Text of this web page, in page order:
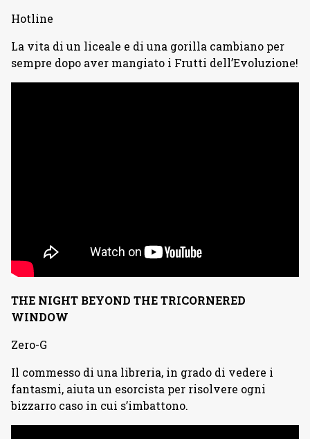
Hotline
La vita di un liceale e di una gorilla cambiano per
sempre dopo aver mangiato i Frutti dell’Evoluzione!
THE NIGHT BEYOND THE TRICORNERED
WINDOW
Zero-G
Il commesso di una libreria, in grado di vedere i
fantasmi, aiuta un esorcista per risolvere ogni
bizzarro caso in cui s’imbattono.